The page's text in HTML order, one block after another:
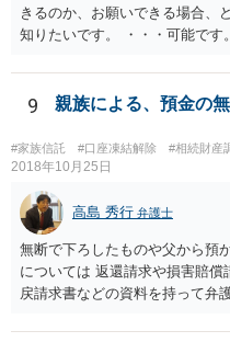
きるのか、お願いできる場合、
知りたいです。 ・・・可能で
ています。 やはり、成人した
の事だけ考えるべきなのでし
と親子関係を結びたいと思って
子縁組の必要があり 氏も変更
しているとは言え、自分の子と
望。もちろん私もそうできれば
るいは 遺言書などで その意
士に相談してみてください。
9 親族による、預金の
#家族信託 #口座凍結解除 #相続財産
2018年10月25日
高島 秀行 弁護士
無断で下ろしたものや父から預
については 返還請求や損害賠
戻請求書などの資料を持って弁